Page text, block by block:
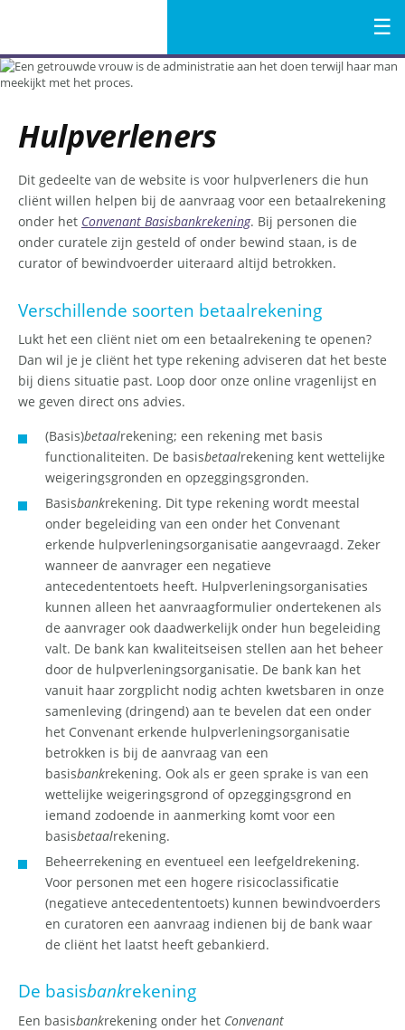
Naar
de
Menu
Hulpverleners
Dit gedeelte van de website is voor hulpverleners die hun
cliënt willen helpen bij de aanvraag voor een betaalrekening
onder het Convenant Basisbankrekening. Bij personen die
onder curatele zijn gesteld of onder bewind staan, is de
curator of bewindvoerder uiteraard altijd betrokken.
Verschillende soorten betaalrekening
Lukt het een cliënt niet om een betaalrekening te openen?
Dan wil je je cliënt het type rekening adviseren dat het beste
bij diens situatie past. Loop door onze online vragenlijst en
we geven direct ons advies.
(Basis)betaalrekening; een rekening met basis
functionaliteiten. De basisbetaalrekening kent wettelijke
weigeringsgronden en opzeggingsgronden.
Basisbankrekening. Dit type rekening wordt meestal
onder begeleiding van een onder het Convenant
erkende hulpverleningsorganisatie aangevraagd. Zeker
wanneer de aanvrager een negatieve
antecedententoets heeft. Hulpverleningsorganisaties
kunnen alleen het aanvraagformulier ondertekenen als
de aanvrager ook daadwerkelijk onder hun begeleiding
valt. De bank kan kwaliteitseisen stellen aan het beheer
door de hulpverleningsorganisatie. De bank kan het
vanuit haar zorgplicht nodig achten kwetsbaren in onze
samenleving (dringend) aan te bevelen dat een onder
het Convenant erkende hulpverleningsorganisatie
betrokken is bij de aanvraag van een
basisbankrekening. Ook als er geen sprake is van een
wettelijke weigeringsgrond of opzeggingsgrond en
iemand zodoende in aanmerking komt voor een
basisbetaalrekening.
Beheerrekening en eventueel een leefgeldrekening.
Voor personen met een hogere risicoclassificatie
(negatieve antecedententoets) kunnen bewindvoerders
en curatoren een aanvraag indienen bij de bank waar
de cliënt het laatst heeft gebankierd.
De basisbankrekening
Een basisbankrekening onder het Convenant